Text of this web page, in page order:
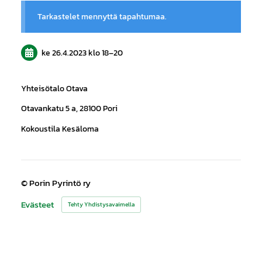
Tarkastelet mennyttä tapahtumaa.
ke 26.4.2023klo 18–20
Yhteisötalo Otava
Otavankatu 5 a, 28100 Pori
Kokoustila Kesäloma
©Porin Pyrintö ry
Evästeet
Tehty Yhdistysavaimella